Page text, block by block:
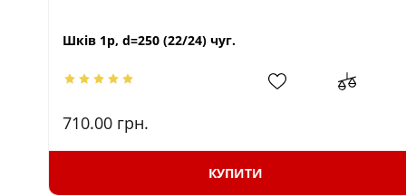
Шків 1р, d=250 (22/24) чуг.
710.00 грн.
КУПИТИ